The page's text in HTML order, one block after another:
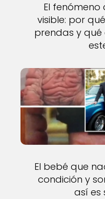
El
visible: por
prendas y
El bebé que
condición y
así es